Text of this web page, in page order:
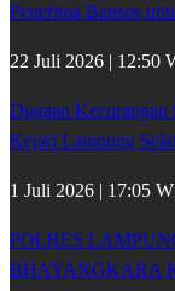
Penerima Bansos
22 Juli 2026 | 12:50
Dugaan
Kejari Lampung
1 Juli 2026 | 17:05
POLRES
BHAYANGKARA